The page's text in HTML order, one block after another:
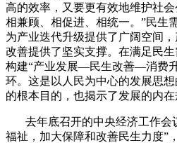
高的效率，又要更有效地维护社
相兼顾、相促进、相统一。”民生
为产业迭代升级提供了广阔空间
改善提供了坚实支撑。在满足民
构建“产业发展—民生改善—消费
环。这是以人民为中心的发展思
的根本目的，也揭示了发展的内在
去年底召开的中央经济工作会
福祉，加大保障和改善民生力度”